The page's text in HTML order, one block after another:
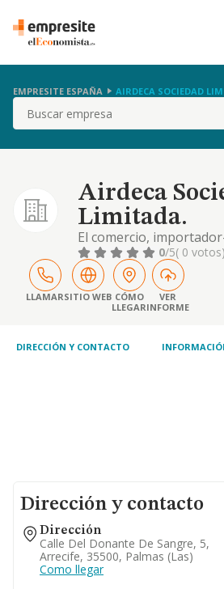
EMPRESITE ESPAÑA AIRDECA SOCIEDAD
Buscar
Airdeca
Limitada.
El comercio,
almacenamiento,
mayor y detalle y la
clase de personas
comerciales, que le
para la introducci
0/5( 0 votos)
LLAMARSITIO WEB CÓMO
LLEGAR
VER
INFORME
DIRECCIÓN Y CONTACTO
Dirección y contacto
Dirección
Calle Del Donante De Sangre, 5,
Arrecife, 35500, Palmas (las)
Como llegar